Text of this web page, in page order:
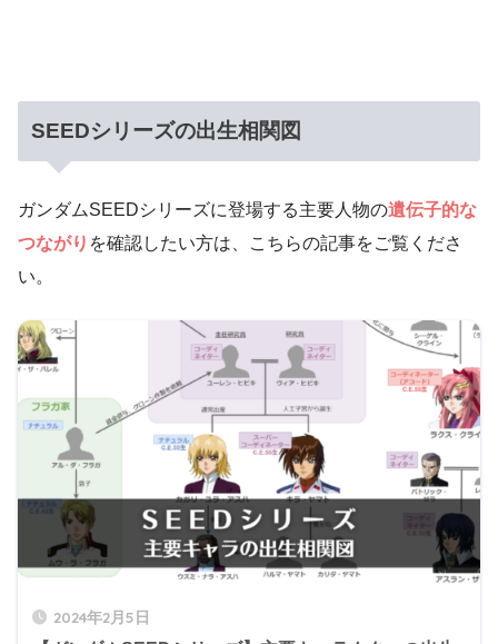
SEEDシリーズの出生相関図
ガンダムSEEDシリーズに登場する主要人物の遺伝子的な
つながり を確認したい方は、こちらの記事をご覧くださ
い。
2024年2月5日